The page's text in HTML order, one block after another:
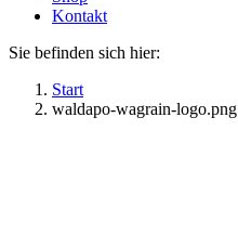
Kontakt
Sie befinden sich hier:
Start
waldapo-wagrain-logo.png